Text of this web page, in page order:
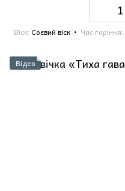
Віск Соєвий віск Час горіння
Відео